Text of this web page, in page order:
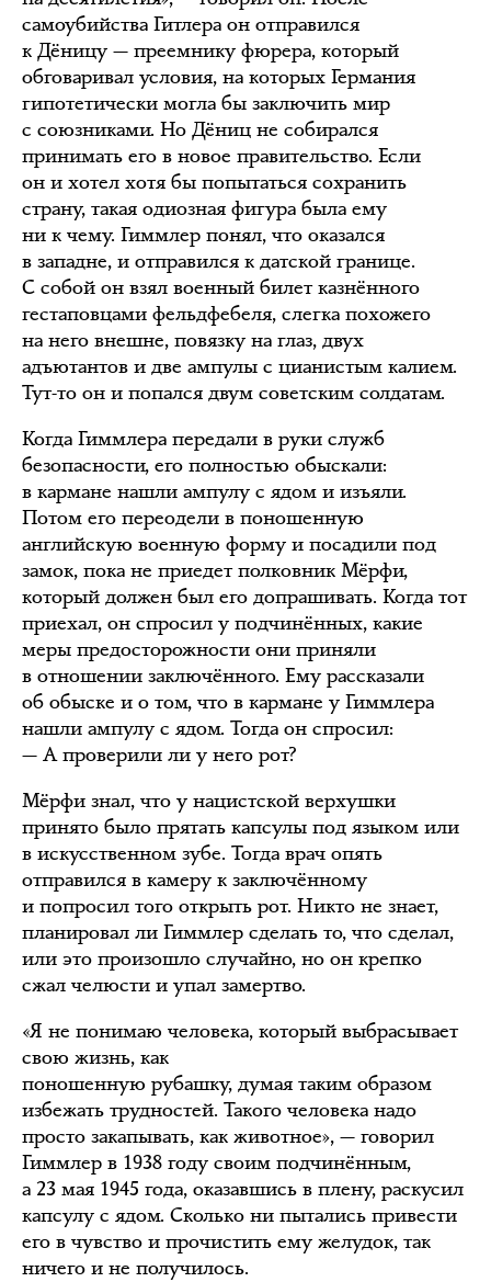
самоубийства Гитлера он отправился
к Дёницу — преемнику фюрера, который
обговаривал условия, на которых Германия
гипотетически могла бы заключить мир
с союзниками. Но Дёниц не собирался
принимать его в новое правительство. Если
он и хотел хотя бы попытаться сохранить
страну, такая одиозная фигура была ему
ни к чему. Гиммлер понял, что оказался
в западне, и отправился к датской границе.
С собой он взял военный билет казнённого
гестаповцами фельдфебеля, слегка похожего
на него внешне, повязку на глаз, двух
адъютантов и две ампулы с цианистым калием.
Тут-то он и попался двум советским солдатам.
Когда Гиммлера передали в руки служб
безопасности, его полностью обыскали:
в кармане нашли ампулу с ядом и изъяли.
Потом его переодели в поношенную
английскую военную форму и посадили под
замок, пока не приедет полковник Мёрфи,
который должен был его допрашивать. Когда тот
приехал, он спросил у подчинённых, какие
меры предосторожности они приняли
в отношении заключённого. Ему рассказали
об обыске и о том, что в кармане у Гиммлера
нашли ампулу с ядом. Тогда он спросил:
— А проверили ли у него рот?
Мёрфи знал, что у нацистской верхушки
принято было прятать капсулы под языком или
в искусственном зубе. Тогда врач опять
отправился в камеру к заключённому
и попросил того открыть рот. Никто не знает,
планировал ли Гиммлер сделать то, что сделал,
или это произошло случайно, но он крепко
сжал челюсти и упал замертво.
«Я не понимаю человека, который выбрасывает
свою жизнь, как
поношенную рубашку, думая таким образом
избежать трудностей. Такого человека надо
просто закапывать, как животное», — говорил
Гиммлер в 1938 году своим подчинённым,
а 23 мая 1945 года, оказавшись в плену, раскусил
капсулу с ядом. Сколько ни пытались привести
его в чувство и прочистить ему желудок, так
ничего и не получилось.